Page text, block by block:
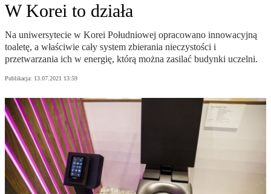
W Korei to działa
Na uniwersytecie w Korei Południowej opracowano innowacyjną
toaletę, a właściwie cały system zbierania nieczystości i
przetwarzania ich w energię, którą można zasilać budynki uczelni.
Publikacja: 13.07.2021 13:59